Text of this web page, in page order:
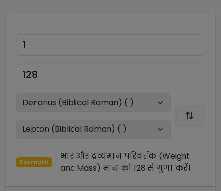
Formula
भार और द्रव्यमान परिवर्तक (Weight
and Mass) मान को128 सेगुणाकरें।